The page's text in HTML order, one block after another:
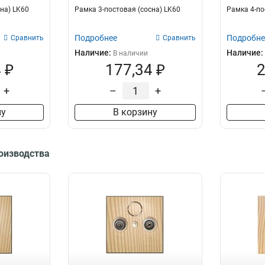
LK60
Сравнить
₽
+
Рамка 3-постовая (сосна) LK60
Подробнее Сравнить
Наличие: В наличии
177,34 ₽
– +
В корзину
Рамка 4-
Наличие: